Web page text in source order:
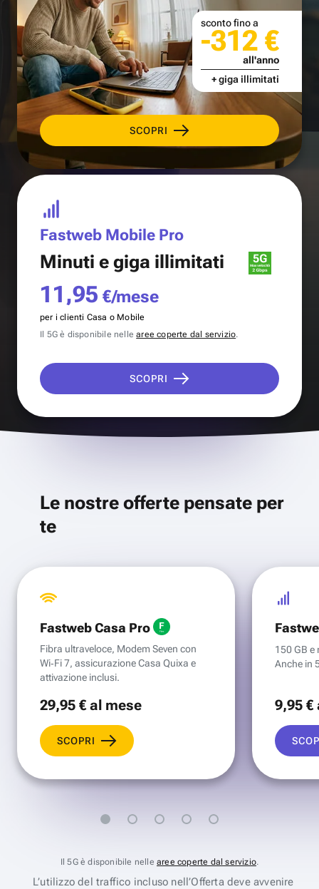
SCOPRI
sconto fino a
-312 €
all'anno
+ giga illimitati
Fastweb Mobile Pro
Minuti e giga illimitati
11,95 €/mese
per i clienti Casa o Mobile
Il 5G è disponibile nellearee coperte dal servizio.
SCOPRI
Le nostre offerte pensate per
te
Fastweb Casa Pro
Fibra ultraveloce, Modem Seven con
Wi‑Fi 7, assicurazione Casa Quixa e
attivazione inclusi.
29,95 €al mese
SCOPRI
150 GB e
Anche in
9,95 €
Il 5G è disponibile nelle aree coperte dal servizio.
L’utilizzo del traffico incluso nell’Offerta deve avvenire